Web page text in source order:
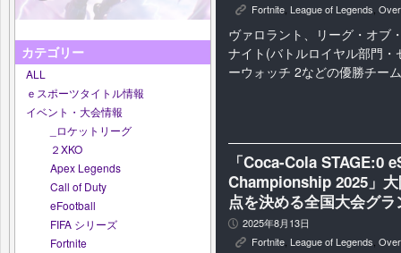
カテゴリー
ALL
ｅスポーツタイトル情報
イベント・大会情報
_ロケットリーグ
２XKO
Apex Legends
Call of Duty
eFootball
FIFA シリーズ
Fortnite
K Fortnite, League of Legends,
ヴァロラント、リーグ・オブ
ナイト(バトルロイヤル部門
ーウォッチ 2などの優勝チー
「Coca-Cola STAGE:0
Championship 2025」
点を決める全国大会グ
P 2025年8月13日
K Fortnite, League of Legends,